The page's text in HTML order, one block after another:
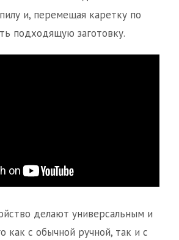
и, перемещая каретку по
подходящую заготовку.
делают универсальным и
как с обычной ручной, так и с